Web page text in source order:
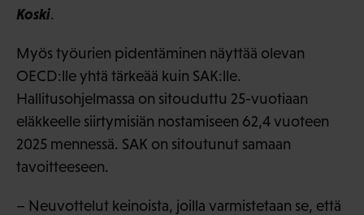
Koski.
Myös työurien pidentäminen näyttää olevan
OECD:lle yhtä tärkeää kuin SAK:lle.
Hallitusohjelmassa on sitouduttu 25-vuotiaan
eläkkeelle siirtymisiän nostamiseen 62,4 vuoteen
2025 mennessä. SAK on sitoutunut samaan
tavoitteeseen.
– Neuvottelut keinoista, joilla varmistetaan se, että